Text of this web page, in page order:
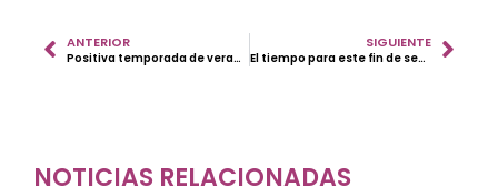
ANTERIOR
Positiva temporada de verano y se extremaron los cuidados y protocolos sanitarios.
SIGUIENTE
El tiempo para este fin de semana 17 y 18 de abril.
NOTICIAS RELACIONADAS